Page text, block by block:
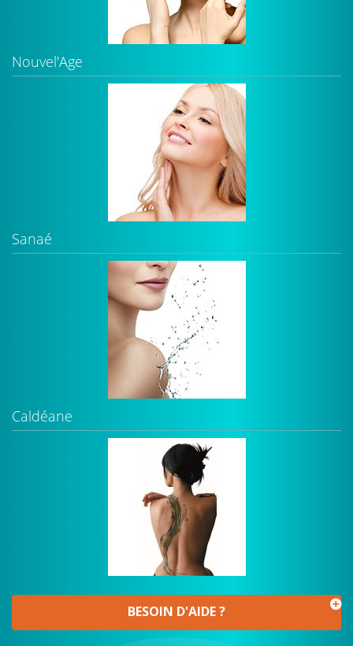
Nouvel'Age
Sanaé
Caldéane
BESOIN D'AIDE ?